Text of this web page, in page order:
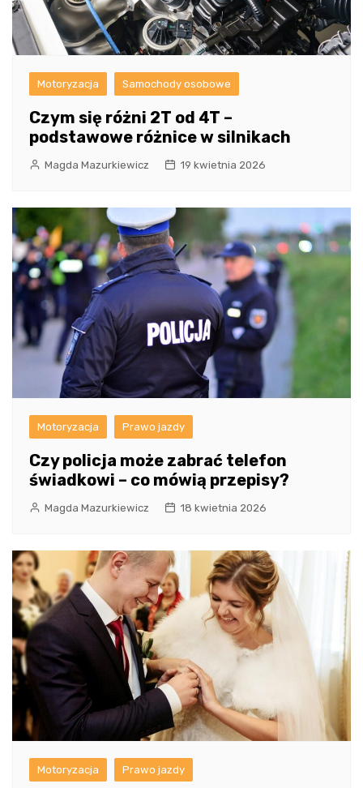
Motoryzacja Samochody osobowe
Czym się różni 2T od 4T –
podstawowe różnice w silnikach
Magda Mazurkiewicz 19 kwietnia 2026
Motoryzacja Prawo jazdy
Czy policja może zabrać telefon
świadkowi – co mówią przepisy?
Magda Mazurkiewicz 18 kwietnia 2026
Motoryzacja Prawo jazdy